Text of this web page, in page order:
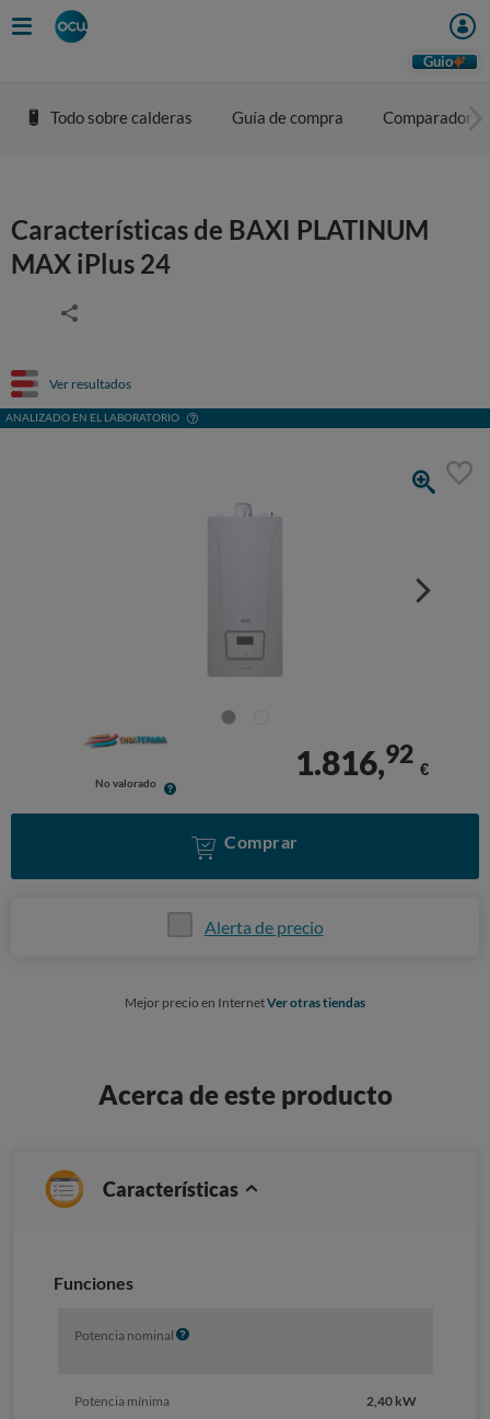
Guio
Todo sobre calderas Guía de compra Comparador
Características de BAXI PLATINUM
MAX iPlus 24
Ver resultados
ANALIZADO EN EL LABORATORIO
No valorado
1.816,92
€
Comprar
Alerta de precio
Mejor precio en InternetVer otras tiendas
Acerca de este producto
Características
Funciones
Potencia nominal I
Potencia mínima 2,40 kW